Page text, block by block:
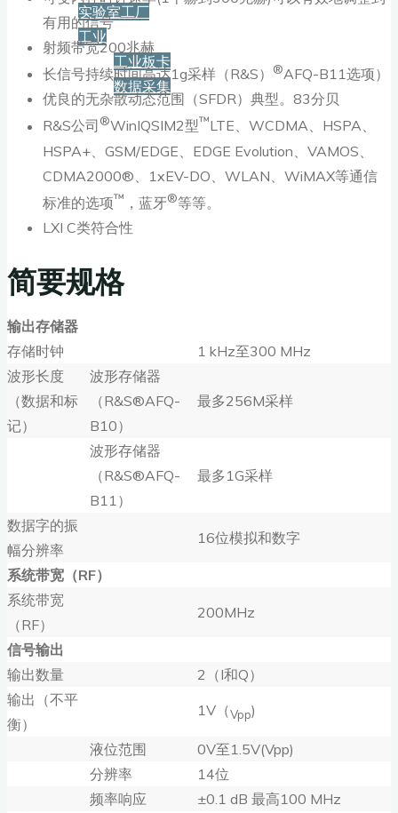
实验室工厂
工业
工业板卡
数据采集
服务+保障
资源下载
新闻
博客
有用的信号
射频带宽200兆赫
长信号持续时间高达1g采样（R&S）
®AFQ-B11选项）
优良的无杂散动态范围（SFDR）典型。83分贝
R&S公司 ®WinIQSIM2型™LTE、WCDMA、HSPA、
HSPA+、GSM/EDGE、EDGE Evolution、VAMOS、
CDMA2000®、1xEV-DO、WLAN、WiMAX等通信
标准的选项™ ，蓝牙®等等。
LXI C类符合性
简要规格
输出存储器
存储时钟
1 kHz至300 MHz
波形长度
（数据和标
记）
波形存储器
（R&S®AFQ-
B10）
最多256M采样
波形存储器
（R&S®AFQ-
B11）
最多1G采样
数据字的振
幅分辨率
16位模拟和数字
系统带宽（RF）
系统带宽
（RF）
200MHz
信号输出
输出数量
2（I和Q）
输出（不平
衡）
1V（Vpp)
液位范围
0V至1.5V(Vpp)
分辨率
14位
频率响应
±0.1 dB 最高100 MHz